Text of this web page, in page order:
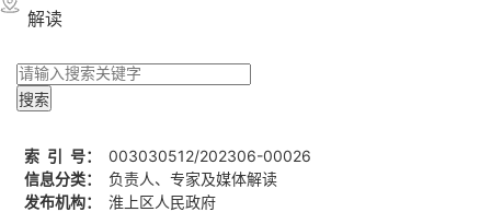
解读
索 引 号：
003030512/202306-00026
信息分类：
负责人、专家及媒体解读
发布机构：
淮上区人民政府